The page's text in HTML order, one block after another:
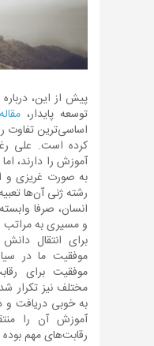
پیش از این،
توسعه پایدار،
اساسی‌ترین تفاوت
کرده است. علی
آموزش را دارند،
به صورت غریزی و
رشته ژنی آن‌ها
انسان، صرفا
و مسیری به مراتب
برای انتقال
موفقیت ما در
موفقیت برای
مختلف نیز تکرار
به خوبی دریافت و
آموزش آن را
رقابت‌های مهم